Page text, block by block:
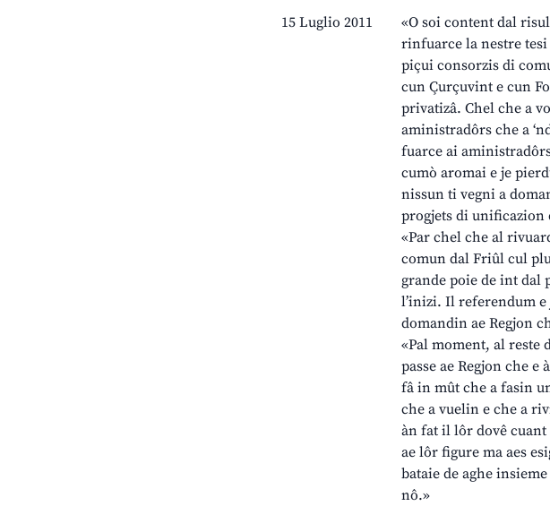
15 Luglio 2011
«O soi content dal
rinfuarce la nestre tesi
piçui consorzis di
cun Çurçuvint e cun
privatizâ. Chel che a
aministradôrs che a
fuarce ai
cumò aromai e je
nissun ti vegni a
progjets di unificazion
«Par chel che al
comun dal Friûl cul
grande poie de int dal
l’inizi. Il referendum
domandin ae Regjon
«Pal moment, al reste
passe ae Regjon che
fâ in mût che a fasin
che a vuelin e che a
àn fat il lôr dovê cuant
ae lôr figure ma aes
bataie de aghe
nô.»